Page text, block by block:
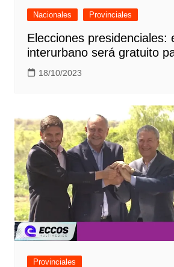
Nacionales Provinciales
Elecciones presidenciales:
interurbano será gratuito
18/10/2023
Provinciales